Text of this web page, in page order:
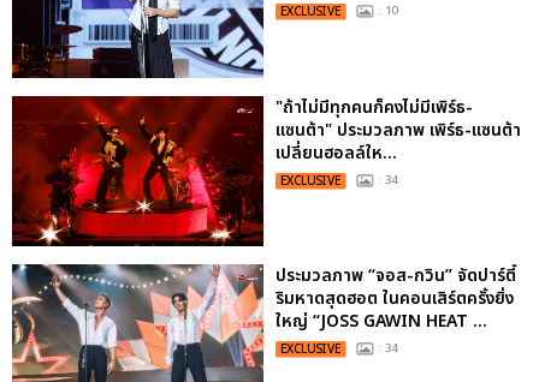
EXCLUSIVE : 10
"ถ้าไม่มีทุกคนก็คงไม่มีเพิร์ธ-
แซนต้า" ประมวลภาพ เพิร์ธ-แซนต้า
เปลี่ยนฮอลล์ให...
EXCLUSIVE : 34
ประมวลภาพ “จอส-กวิน” จัดปาร์ตี้
ริมหาดสุดฮอต ในคอนเสิร์ตครั้งยิ่ง
ใหญ่ “JOSS GAWIN HEAT ...
EXCLUSIVE : 34